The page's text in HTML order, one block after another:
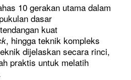
10 gerakan utama dalam
dasar
kuat
, hingga teknik kompleks
dijelaskan secara rinci,
praktis untuk melatih